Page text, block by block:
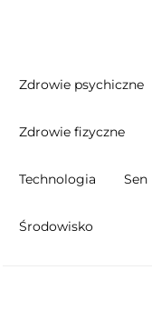
Zdrowie psychiczne
Zdrowie fizyczne
Technologia Sen
Środowisko